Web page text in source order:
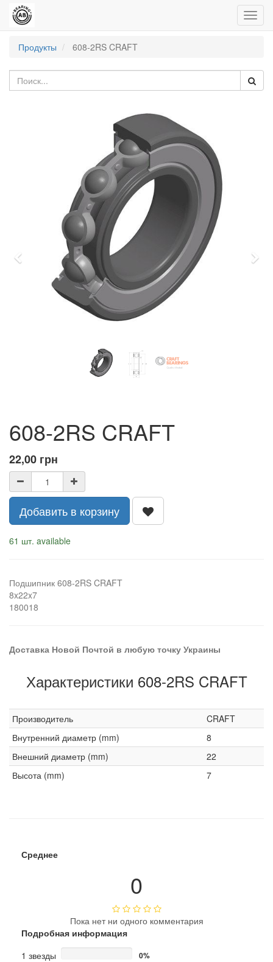
Продукты
608-2RS CRAFT
Previous
608-2RS CRAFT
22,00 грн
Добавить в корзину
61 шт. available
Подшипник 608-2RS CRAFT
8x22x7
180018
Доставка Новой Почтой в любую точку Украины
Характеристики 608-2RS CRAFT
Производитель
CRAFT
Внутренний диаметр (mm)
8
Внешний диаметр (mm)
22
Высота (mm)
7
Среднее
0
Пока нет ни одного комментария
Подробная информация
1 звезды
0%